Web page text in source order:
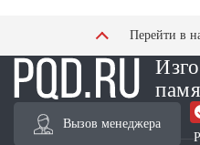
Перейти в
Вызов менеджера